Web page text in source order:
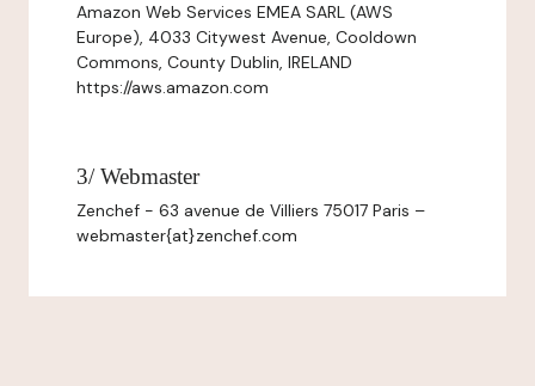
Amazon Web Services EMEA SARL (AWS
Europe), 4033 Citywest Avenue, Cooldown
Commons, County Dublin, IRELAND
https://aws.amazon.com
3/ Webmaster
Zenchef - 63 avenue de Villiers 75017 Paris –
webmaster{at}zenchef.com